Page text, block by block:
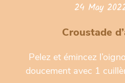
24 May
Croustade
Pelez et émincez
doucement avec 1